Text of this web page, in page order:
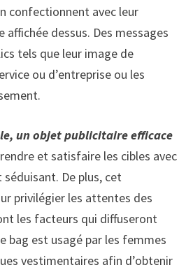
confectionnent avec leur
dessus. Des messages
tels que leur image de
ou d’entreprise ou les
un objet publicitaire efficace
et satisfaire les cibles avec
De plus, cet
privilégier les attentes des
les facteurs qui diffuseront
bag est usagé par les femmes
vestimentaires afin d’obtenir